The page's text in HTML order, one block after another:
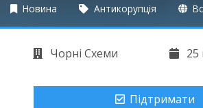
Новина Антикорупція
Чорні Схеми 25
Підтримати